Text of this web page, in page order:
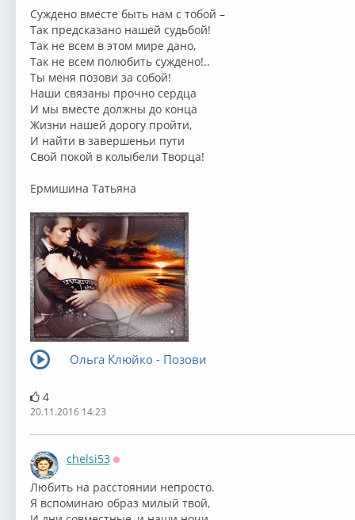
Суждено вместе быть нам с тобой –
Так предсказано нашей судьбой!
Так не всем в этом мире дано,
Так не всем полюбить суждено!..
Ты меня позови за собой!
Наши связаны прочно сердца
И мы вместе должны до конца
Жизни нашей дорогу пройти,
И найти в завершеньи пути
Свой покой в колыбели Творца!
Ермишина Татьяна
Ольга Клюйко - Позови
4
20.11.2016 14:23
chelsi53
⁣Любить на расстоянии непросто.
Я вспоминаю образ милый твой,